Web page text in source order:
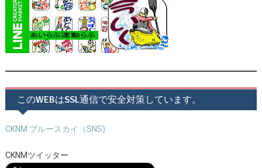
このWEBはSSL通信で安全対策しています。
CKNM ブルースカイ（SNS)
CKNMツイッター